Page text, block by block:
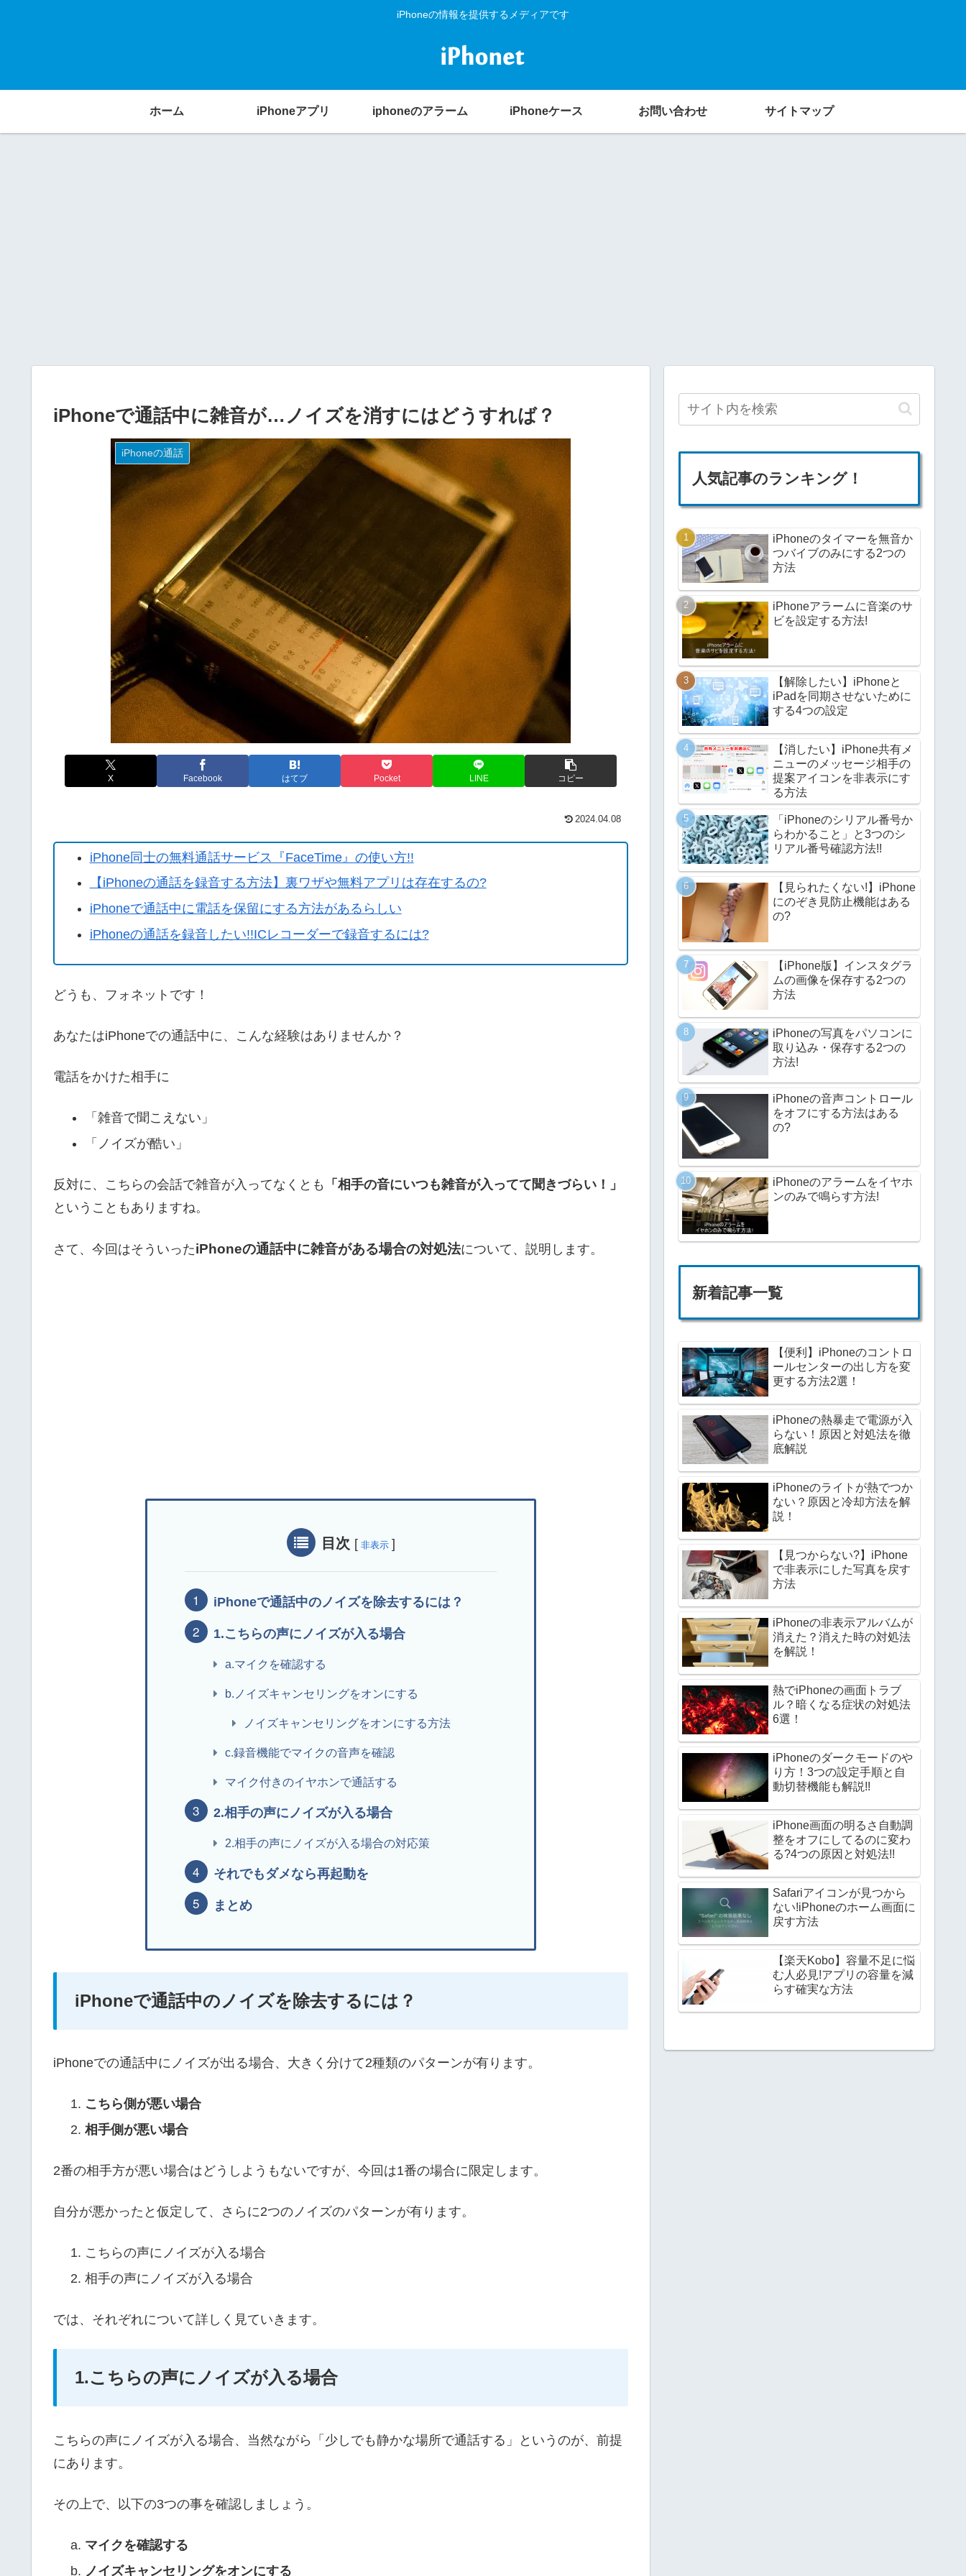
iPhoneの情報を提供するメディアです
ホーム iPhoneアプリ iphoneのアラーム iPhoneケース お問い合わせ サイトマップ
iPhoneで通話中に雑音が…ノイズを消すにはどうすれば？
iPhoneの通話
X Facebook はてブ Pocket LINE コピー
2024.04.08
iPhone同士の無料通話サービス『FaceTime』の使い方!!
【iPhoneの通話を録音する方法】裏ワザや無料アプリは存在するの?
iPhoneで通話中に電話を保留にする方法があるらしい
iPhoneの通話を録音したい!!ICレコーダーで録音するには?
どうも、フォネットです！
あなたはiPhoneでの通話中に、こんな経験はありませんか？
電話をかけた相手に
「雑音で聞こえない」
「ノイズが酷い」
反対に、こちらの会話で雑音が入ってなくとも
「相手の音にいつも雑音が入ってて聞きづらい！」
ということもありますね。
さて、今回はそういったiPhoneの通話中に雑音がある場合の対処法について、説明します。
目次 [ 非表示 ]
iPhoneで通話中のノイズを除去するには？
1.こちらの声にノイズが入る場合
a.マイクを確認する
b.ノイズキャンセリングをオンにする
ノイズキャンセリングをオンにする方法
c.録音機能でマイクの音声を確認
マイク付きのイヤホンで通話する
2.相手の声にノイズが入る場合
2.相手の声にノイズが入る場合の対応策
それでもダメなら再起動を
まとめ
iPhoneで通話中のノイズを除去するには？
iPhoneでの通話中にノイズが出る場合、大きく分けて2種類のパターンが有ります。
こちら側が悪い場合
相手側が悪い場合
2番の相手方が悪い場合はどうしようもないですが、今回は1番の場合に限定します。
自分が悪かったと仮定して、さらに2つのノイズのパターンが有ります。
こちらの声にノイズが入る場合
相手の声にノイズが入る場合
では、それぞれについて詳しく見ていきます。
1.こちらの声にノイズが入る場合
こちらの声にノイズが入る場合、当然ながら「少しでも静かな場所で通話する」というのが、前提
にあります。
その上で、以下の3つの事を確認しましょう。
マイクを確認する
ノイズキャンセリングをオンにする
人気記事のランキング！
iPhoneのタイマーを無音か
つバイブのみにする2つの
方法
iPhoneアラームに音楽のサ
ビを設定する方法!
【解除したい】iPhoneと
iPadを同期させないために
する4つの設定
【消したい】iPhone共有メ
ニューのメッセージ相手の
提案アイコンを非表示にす
る方法
「iPhoneのシリアル番号か
らわかること」と3つのシ
リアル番号確認方法!!
【見られたくない!】iPhone
にのぞき見防止機能はある
の?
【iPhone版】インスタグラ
ムの画像を保存する2つの
方法
iPhoneの写真をパソコンに
取り込み・保存する2つの
方法!
iPhoneの音声コントロール
をオフにする方法はある
の?
iPhoneのアラームをイヤホ
ンのみで鳴らす方法!
新着記事一覧
【便利】iPhoneのコントロ
ールセンターの出し方を変
更する方法2選！
iPhoneの熱暴走で電源が入
らない！原因と対処法を徹
底解説
iPhoneのライトが熱でつか
ない？原因と冷却方法を解
説！
【見つからない?】iPhone
で非表示にした写真を戻す
方法
iPhoneの非表示アルバムが
消えた？消えた時の対処法
を解説！
熱でiPhoneの画面トラブ
ル？暗くなる症状の対処法
6選！
iPhoneのダークモードのや
り方！3つの設定手順と自
動切替機能も解説!!
iPhone画面の明るさ自動調
整をオフにしてるのに変わ
る?4つの原因と対処法!!
Safariアイコンが見つから
ない!iPhoneのホーム画面に
戻す方法
【楽天Kobo】容量不足に悩
む人必見!アプリの容量を減
らす確実な方法